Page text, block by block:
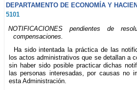
DEPARTAMENTO DE ECONOMÍA Y
5101
NOTIFICACIONES pendientes de
compensaciones.
Ha sido intentada la práctica de las
los actos administrativos que se detallan a
sin haber sido posible practicar dichas
las personas interesadas, por causas no
esta Administración.